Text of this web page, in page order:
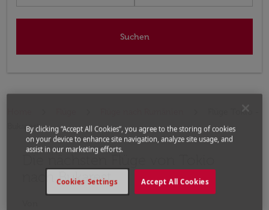
Suchen
Flüge Tokio -
Bukarest
Die nächsten Flüge von Tokio
nach Bukarest
Bitte ändern Sie Ihre gewünschte Route (Abflugort
By clicking “Accept All Cookies”, you agree to the storing of cookies
on your device to enhance site navigation, analyze site usage, and
assist in our marketing efforts.
Accept All Cookies
Cookies Settings